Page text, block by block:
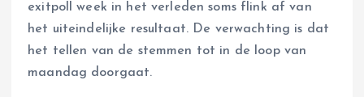
exitpoll week in het verleden soms flink af van
het uiteindelijke resultaat. De verwachting is dat
het tellen van de stemmen tot in de loop van
maandag doorgaat.